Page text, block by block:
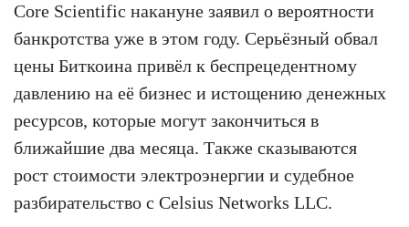
Core Scientific накануне заявил о вероятности
банкротства уже в этом году. Серьёзный обвал
цены Биткоина привёл к беспрецедентному
давлению на её бизнес и истощению денежных
ресурсов, которые могут закончиться в
ближайшие два месяца. Также сказываются
рост стоимости электроэнергии и судебное
разбирательство с Celsius Networks LLC.